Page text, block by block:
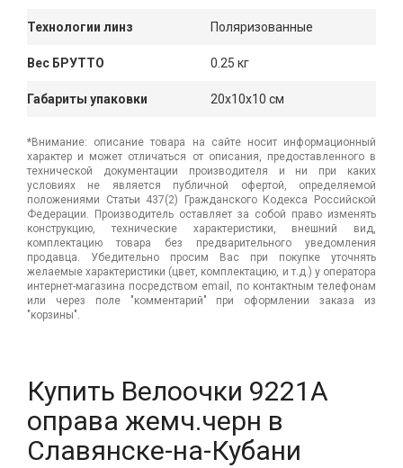
Технологии линз Поляризованные
Вес БРУТТО 0.25 кг
Габариты упаковки 20x10x10 см
*Внимание: описание товара на сайте носит информационный
характер и может отличаться от описания, предоставленного в
технической документации производителя и ни при каких
условиях не является публичной офертой, определяемой
положениями Статьи 437(2) Гражданского Кодекса Российской
Федерации. Производитель оставляет за собой право изменять
конструкцию, технические характеристики, внешний вид,
комплектацию товара без предварительного уведомления
продавца. Убедительно просим Вас при покупке уточнять
желаемые характеристики (цвет, комплектацию, и т.д.) у оператора
интернет-магазина посредством email, по контактным телефонам
или через поле "комментарий" при оформлении заказа из
"корзины".
Купить Велоочки 9221А
оправа жемч.черн в
Славянске-на-Кубани